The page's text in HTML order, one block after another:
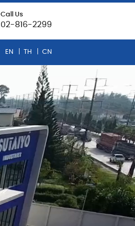
Call Us
02-816-2299
EN TH CN